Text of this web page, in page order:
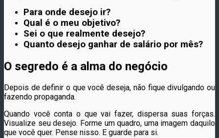
Para onde desejo ir?
Qual é o meu objetivo?
Sei o que realmente desejo?
Quanto desejo ganhar de salário por mês?
O segredo é a alma do negócio
Depois de definir o que você deseja, não fique divulgando ou
fazendo propaganda.
Quando você conta o que vai fazer, dispersa suas forças.
Visualize seu desejo. Forme um quadro, uma imagem daquilo
que você quer. Pense nisso. E guarde para si.